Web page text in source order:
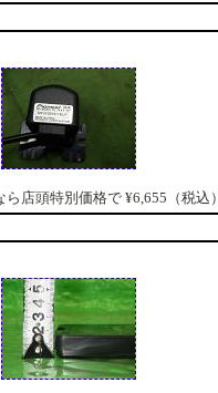
ら店頭特別価格で ¥6,655（税込）